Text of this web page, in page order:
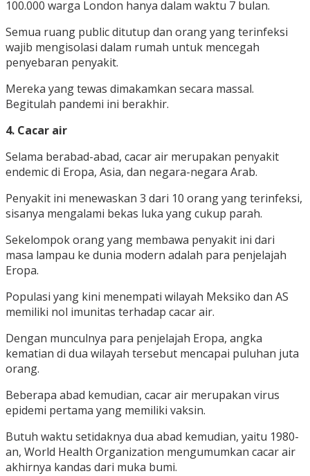
100.000 warga London hanya dalam waktu 7 bulan.
Semua ruang public ditutup dan orang yang terinfeksi
wajib mengisolasi dalam rumah untuk mencegah
penyebaran penyakit.
Mereka yang tewas dimakamkan secara massal.
Begitulah pandemi ini berakhir.
4. Cacar air
Selama berabad-abad, cacar air merupakan penyakit
endemic di Eropa, Asia, dan negara-negara Arab.
Penyakit ini menewaskan 3 dari 10 orang yang terinfeksi,
sisanya mengalami bekas luka yang cukup parah.
Sekelompok orang yang membawa penyakit ini dari
masa lampau ke dunia modern adalah para penjelajah
Eropa.
Populasi yang kini menempati wilayah Meksiko dan AS
memiliki nol imunitas terhadap cacar air.
Dengan munculnya para penjelajah Eropa, angka
kematian di dua wilayah tersebut mencapai puluhan juta
orang.
Beberapa abad kemudian, cacar air merupakan virus
epidemi pertama yang memiliki vaksin.
Butuh waktu setidaknya dua abad kemudian, yaitu 1980-
an, World Health Organization mengumumkan cacar air
akhirnya kandas dari muka bumi.